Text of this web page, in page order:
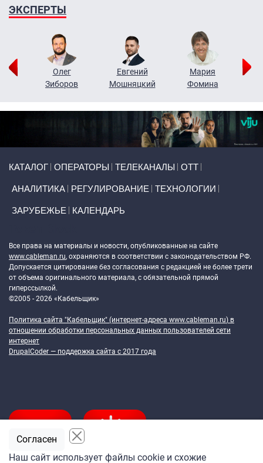
ЭКСПЕРТЫ
Олег
Зиборов
Евгений
Мошняцкий
Мария
Фомина
КАТАЛОГ ОПЕРАТОРЫ ТЕЛЕКАНАЛЫ ОТТ
АНАЛИТИКА РЕГУЛИРОВАНИЕ ТЕХНОЛОГИИ
ЗАРУБЕЖЬЕ КАЛЕНДАРЬ
Все права на материалы и новости, опубликованные на сайте
www.cableman.ru, охраняются в соответствии с законодательством РФ.
Допускается цитирование без согласования с редакцией не более трети
от объема оригинального материала, с обязательной прямой
гиперссылкой.
©2005 - 2026 «Кабельщик»
Политика сайта "Кабельщик" (интернет-адреса www.cableman.ru) в
отношении обработки персональных данных пользователей сети
интернет
DrupalCoder — поддержка сайта c 2017 года
Наш сайт использует файлы cookie и схожие
Согласен